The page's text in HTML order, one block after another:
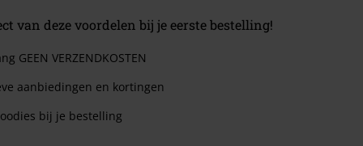
van deze voordelen bij je eerste bestelling!
GEEN VERZENDKOSTEN
aanbiedingen en kortingen
bij je bestelling